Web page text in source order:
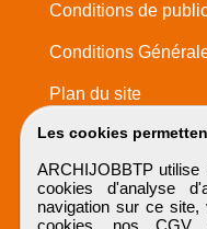
Les cookies
ARCHIJOBBTP
cookies d'analyse
navigation sur ce
cookies, nos CGV
Conditions de
Conditions
Plan du site